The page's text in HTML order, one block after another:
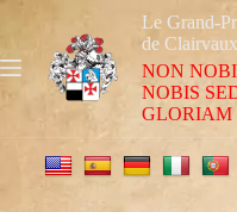
Le Grand-
de Clairvaux
NON
NOBIS
GLORIAM